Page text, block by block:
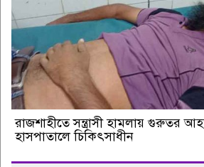
রাজশাহীতে সন্ত্রাসী হামলায় গুরুতর
হাসপাতালে চিকিৎসাধীন